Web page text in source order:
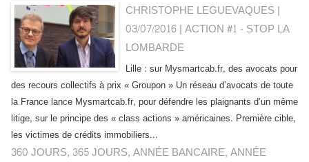
CHRISTOPHE LEGUEVAQUES |
03/07/2016|ACTION #1 - STOP LA
LOMBARDE
Lille : sur Mysmartcab.fr, des avocats pour
des recours collectifs à prix « Groupon » Un réseau d’avocats de toute
la France lance Mysmartcab.fr, pour défendre les plaignants d’un même
litige, sur le principe des « class actions » américaines. Première cible,
les victimes de crédits immobiliers...
360 JOURS, 365 JOURS,ANNÉE BANCAIRE,ANNÉE